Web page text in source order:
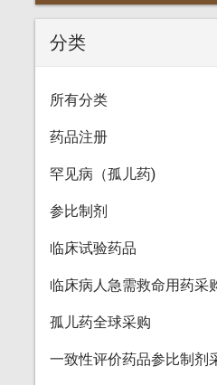
分类
所有分类
药品注册
罕见病（孤儿药)
参比制剂
临床试验药品
临床病人急需救命用药采
孤儿药全球采购
一致性评价药品参比制剂